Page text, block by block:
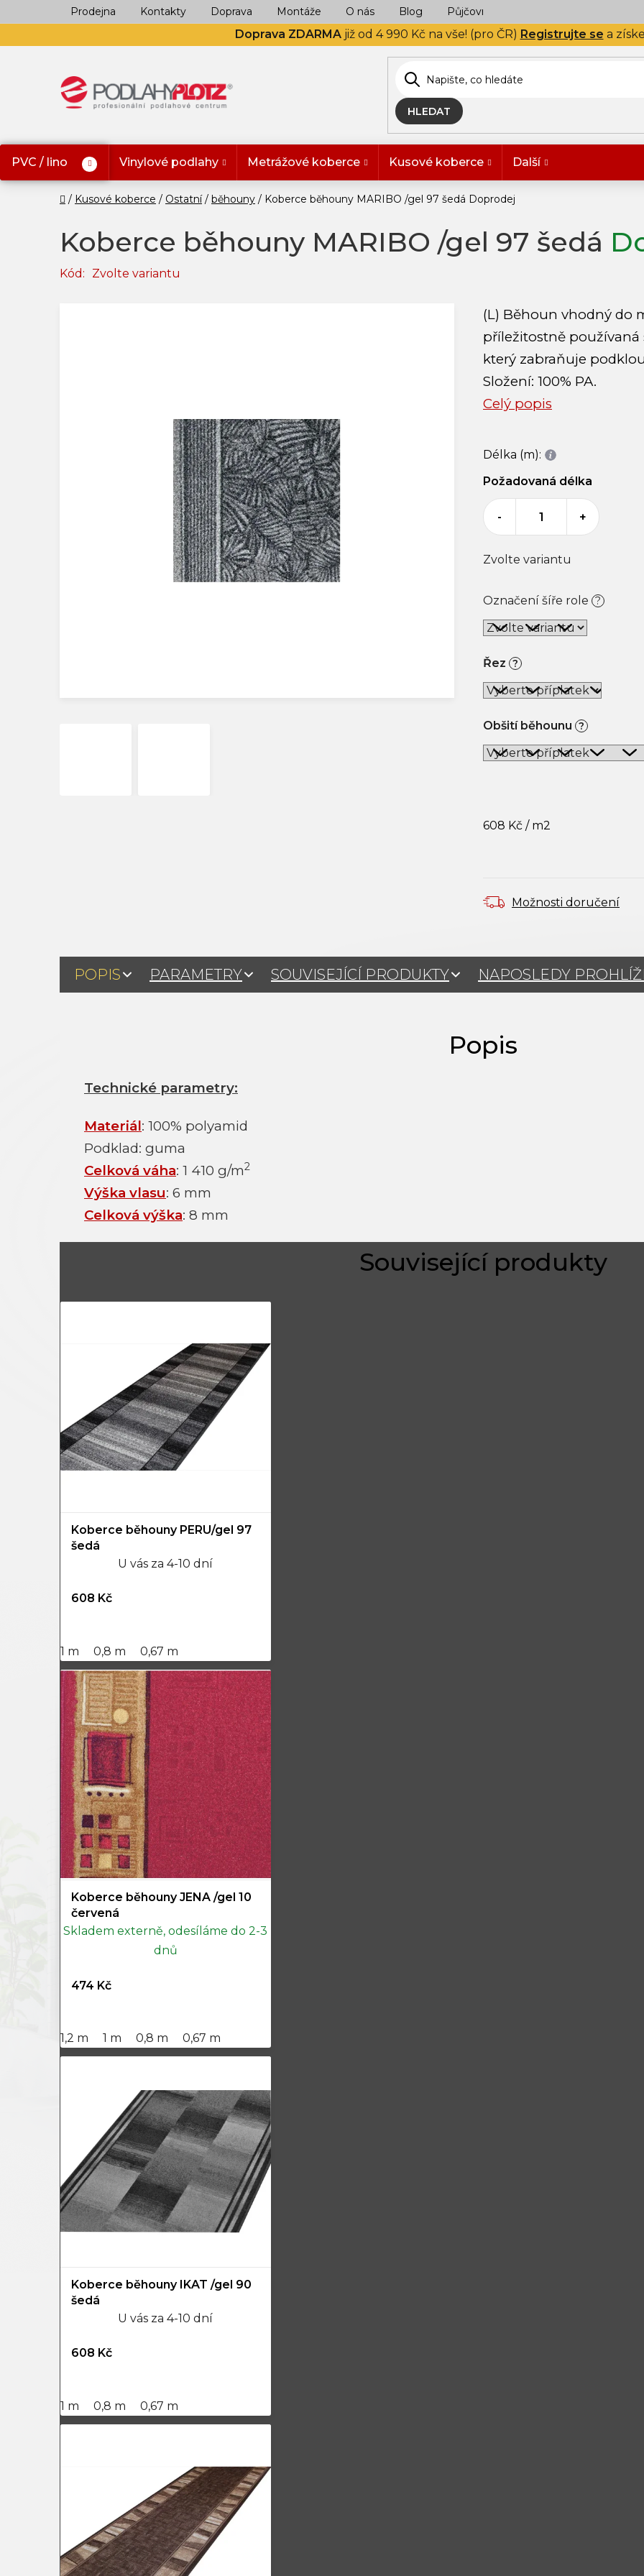
na
Doprava ZDARMA již od 4 990 Kč na vše! (pro ČR) Registrujte se a
Prodejna Kontakty Doprava Montáže O nás Blog Půjčovna
HLEDAT
PVC / lino Vinylové podlahy Metrážové koberce Kusové koberce Další
Domů
Kusové koberce Ostatní běhouny Koberce běhouny MARIBO /gel 97 šedá Doprodej
Koberce běhouny MARIBO /gel 97 šedá
Kód: Zvolte variantu
(L) Běhoun vhodný do
příležitostně používaná
který zabraňuje
Složení: 100% PA.
Celý popis
Označení šíře role ?
Řez ?
Obšití běhounu ?
608 Kč / m2
Zvolte variantu
Možnosti doručení
Délka (m):
Požadovaná délka
- +
POPIS PARAMETRY SOUVISEJÍCÍ PRODUKTY NAPOSLEDY
Technické parametry:
Materiál: 100% polyamid
Podklad: guma
Celková váha: 1 410 g/m2
Výška vlasu: 6 mm
Celková výška: 8 mm
Koberce běhouny PERU/gel 97
šedá
U vás za 4-10 dní
608 Kč
1 m 0,8 m 0,67 m
Koberce běhouny JENA /gel 10
červená
Skladem externě, odesíláme do 2-3
dnů
474 Kč
1,2 m 1 m 0,8 m 0,67 m
Koberce běhouny IKAT /gel 90
šedá
U vás za 4-10 dní
608 Kč
1 m 0,8 m 0,67 m